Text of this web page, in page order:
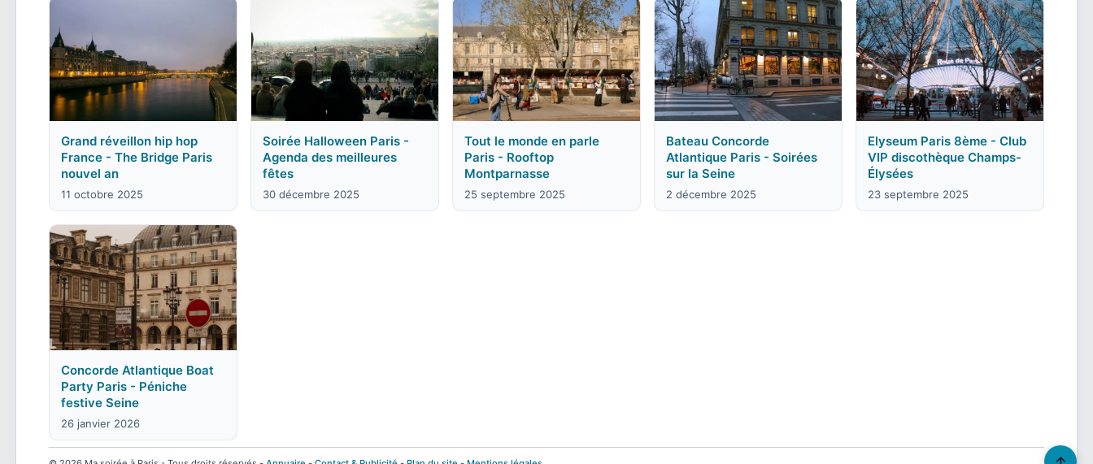
Grand réveillon hip hop
France - The Bridge Paris
nouvel an
11 octobre 2025
Soirée Halloween Paris -
Agenda des meilleures
fêtes
30 décembre 2025
Tout le monde en parle
Paris - Rooftop
Montparnasse
25 septembre 2025
Bateau Concorde
Atlantique Paris - Soirées
sur la Seine
2 décembre 2025
Elyseum Paris 8ème - Club
VIP discothèque Champs-
Élysées
23 septembre 2025
Concorde Atlantique Boat
Party Paris - Péniche
festive Seine
26 janvier 2026